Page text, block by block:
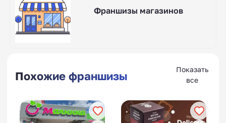
Франшизы магазинов
Похожие франшизы
Показать
все